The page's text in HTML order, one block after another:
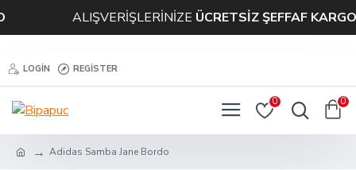
ALIŞVERİŞLERİNİZEÜCRETSİZ ŞEFFAF KARGO
LOGIN REGISTER
0 0
Adidas Samba Jane Bordo